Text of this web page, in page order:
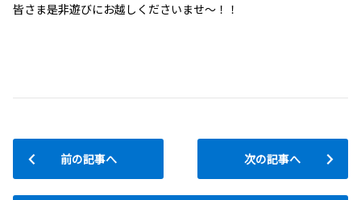
皆さま是非遊びにお越しくださいませ～！！
前の記事へ 次の記事へ